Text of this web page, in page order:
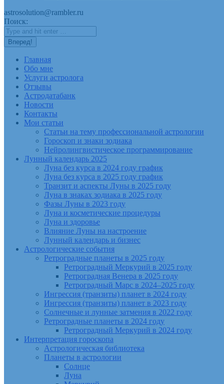
astrosolution@rambler.ru
Поиск:
Главная
Обо мне
Услуги астролога
Отзывы
Астродатабанк
Новости
Контакты
Мои статьи
Статьи на тему профессиональной астрологии
Гороскоп и знаки зодиака
Нейролингвистическое программирование
Лунный календарь 2025
Луна без курса в 2024 году график
Луна без курса в 2025 году график
Транзит и аспекты Луны в 2025 году
Луна в знаках зодиака в 2025 году
Фазы Луны в 2023 году
Луна и косметические процедуры
Луна и здоровье
Влияние Луны на настроение
Лунный календарь и бизнес
Астрологические события
Ретроградные планеты в 2025 году
Ретроградный Меркурий в 2025 году
Ретроградная Венера в 2025 году
Ретроградный Марс в 2024–2025 году
Ингрессия (транзиты) планет в 2024 году
Ингрессия (транзиты) планет в 2023 году
Солнечные и лунные затмения в 2022 году
Ретроградные планеты в 2024 году
Ретроградный Меркурий в 2024 году
Интерпретация гороскопа
Астрологическая библиотека
Планеты в астрологии
Солнце
Луна